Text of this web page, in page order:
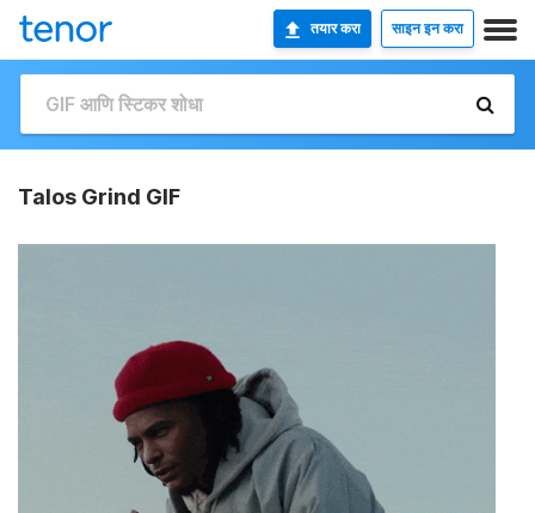
तयार करा साइन इन करा
Talos Grind GIF